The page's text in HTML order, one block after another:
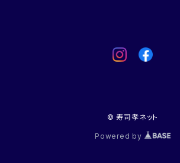
© 寿司孝ネット
Powered by